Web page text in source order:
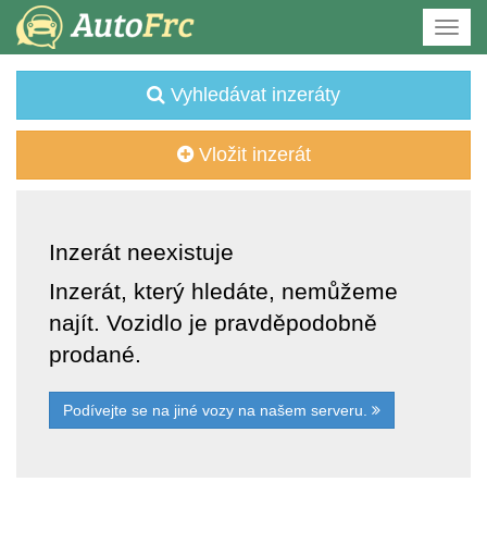
Vyhledávat inzeráty
Vložit inzerát
Inzerát neexistuje
Inzerát, který hledáte, nemůžeme
najít. Vozidlo je pravděpodobně
prodané.
Podívejte se na jiné vozy na našem serveru.